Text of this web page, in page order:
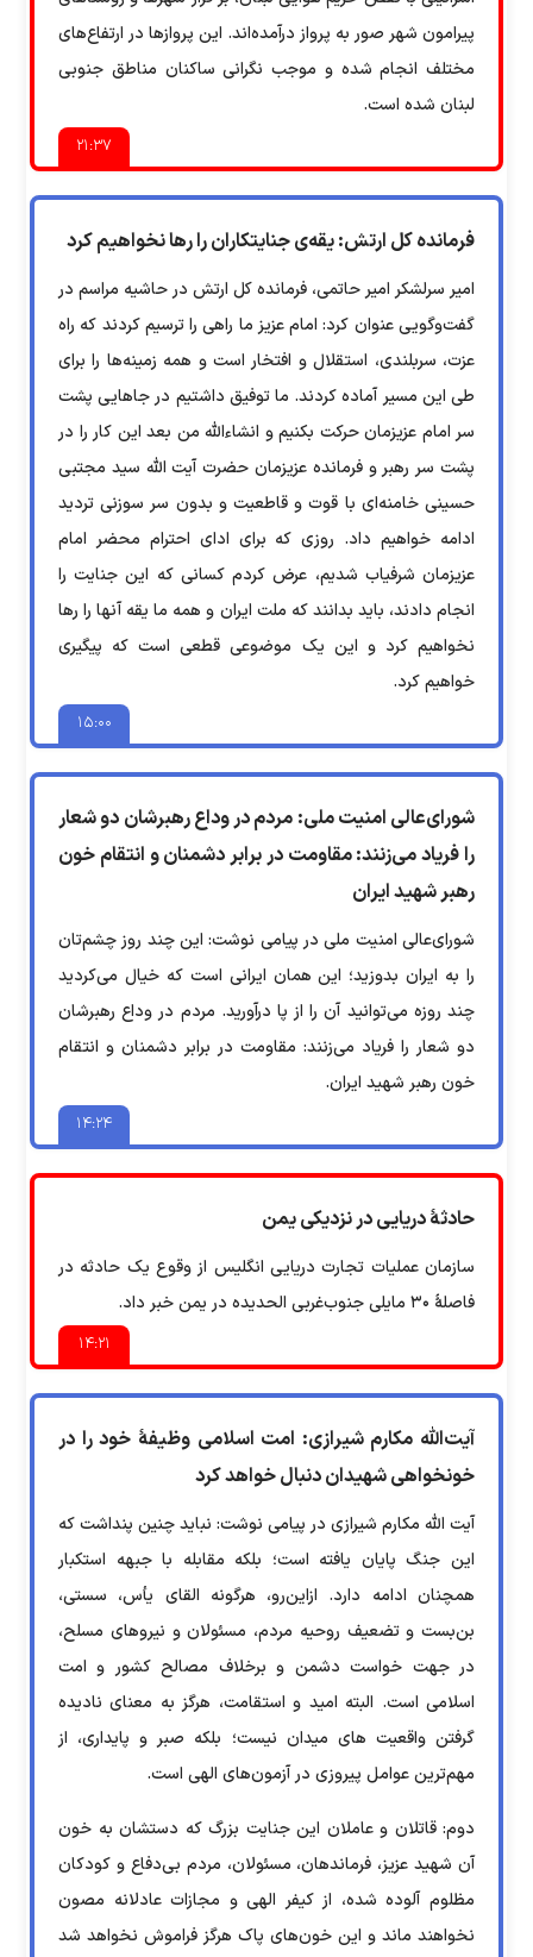
۲۱:۳۷
پیرامون شهر صور به پرواز درآمده‌اند. این پروازها در ارتفاع‌های
مختلف انجام شده و موجب نگرانی ساکنان مناطق جنوبی
لبنان شده است.
فرمانده کل ارتش: یقه‌ی جنایتکاران را رها نخواهیم کرد
۱۵:۰۰
امیر سرلشکر امیر حاتمی، فرمانده کل ارتش در حاشیه مراسم در
گفت‌وگویی عنوان کرد: امام عزیز ما راهی را ترسیم کردند که راه
عزت، سربلندی، استقلال و افتخار است و همه زمینه‌ها را برای
طی این مسیر آماده کردند. ما توفیق داشتیم در جاهایی پشت
سر امام عزیزمان حرکت بکنیم و انشاءالله من بعد این کار را در
پشت سر رهبر و فرمانده عزیزمان حضرت آیت الله سید مجتبی
حسینی خامنه‌ای با قوت و قاطعیت و بدون سر سوزنی تردید
ادامه خواهیم داد. روزی که برای ادای احترام محضر امام
عزیزمان شرفیاب شدیم، عرض کردم کسانی که این جنایت را
انجام دادند، باید بدانند که ملت ایران و همه ما یقه آنها را رها
نخواهیم کرد و این یک موضوعی قطعی است که پیگیری
خواهیم کرد.
شورای‌عالی امنیت ملی: مردم در وداع رهبرشان دو شعار
را فریاد می‌زنند: مقاومت در برابر دشمنان و انتقام خون
رهبر شهید ایران
۱۴:۲۴
شورای‌عالی امنیت ملی در پیامی نوشت: این چند روز چشم‌تان
را به ایران بدوزید؛ این همان ایرانی است که خیال می‌کردید
چند روزه می‌توانید آن‌ را از پا درآورید. مردم در وداع رهبرشان
دو شعار را فریاد می‌زنند: مقاومت در برابر دشمنان و انتقام
خون رهبر شهید ایران.
حادثۀ دریایی در نزدیکی یمن
۱۴:۲۱
سازمان عملیات تجارت دریایی انگلیس از وقوع یک حادثه در
فاصلۀ ۳۰ مایلی جنوب‌غربی الحدیده در یمن خبر داد.
آیت‌الله مکارم شیرازی: امت اسلامی وظیفۀ خود را در
خونخواهی شهیدان دنبال خواهد کرد
آیت الله مکارم شیرازی در پیامی نوشت: نباید چنین پنداشت که
این جنگ پایان یافته است؛ بلکه مقابله با جبهه استکبار
همچنان ادامه دارد. ازاین‌رو، هرگونه القای یأس، سستی،
بن‌بست و تضعیف روحیه مردم، مسئولان و نیروهای مسلح،
در جهت خواست دشمن و برخلاف مصالح کشور و امت
اسلامی است. البته امید و استقامت، هرگز به معنای نادیده
گرفتن واقعیت های میدان نیست؛ بلکه صبر و پایداری، از
مهم‌ترین عوامل پیروزی در آزمون‌های الهی است.
دوم: قاتلان و عاملان این جنایت بزرگ که دستشان به خون
آن شهید عزیز، فرماندهان، مسئولان، مردم بی‌دفاع و کودکان
مظلوم آلوده شده، از کیفر الهی و مجازات عادلانه مصون
نخواهند ماند و این خون‌های پاک هرگز فراموش نخواهد شد